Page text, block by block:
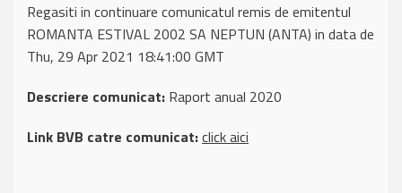
Regasiti in continuare comunicatul remis de emitentul
ROMANTA ESTIVAL 2002 SA NEPTUN (ANTA) in data de
Thu, 29 Apr 2021 18:41:00 GMT
Descriere comunicat: Raport anual 2020
Link BVB catre comunicat:click aici